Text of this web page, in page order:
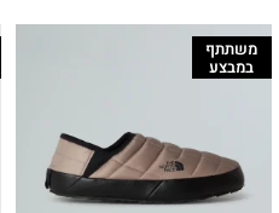
משתתף
במבצע